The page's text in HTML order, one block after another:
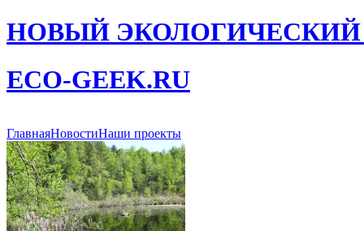
НОВЫЙ ЭКОЛОГИЧЕСКИЙ
ECO-GEEK.RU
ГлавнаяНовостиНаши проекты